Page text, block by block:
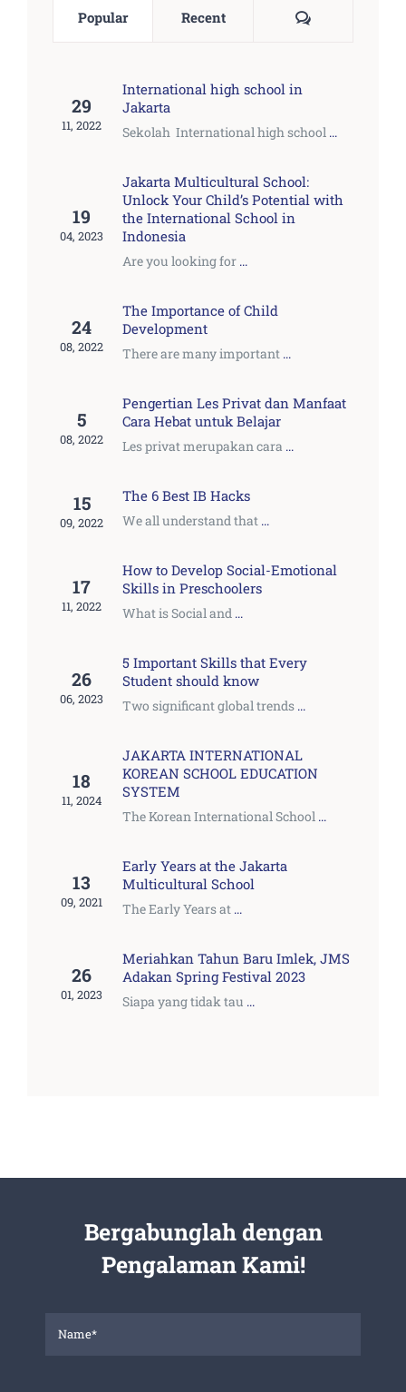
Popular Recent Comments
29
11, 2022
International high school in
Jakarta
Sekolah International high school ...
19
04, 2023
Jakarta Multicultural School:
Unlock Your Child’s Potential with
the International School in
Indonesia
Are you looking for ...
24
08, 2022
The Importance of Child
Development
There are many important ...
5
08, 2022
Pengertian Les Privat dan Manfaat
Cara Hebat untuk Belajar
Les privat merupakan cara ...
15
09, 2022
The 6 Best IB Hacks
We all understand that ...
17
11, 2022
How to Develop Social-Emotional
Skills in Preschoolers
What is Social and ...
26
06, 2023
5 Important Skills that Every
Student should know
Two significant global trends ...
18
11, 2024
JAKARTA INTERNATIONAL
KOREAN SCHOOL EDUCATION
SYSTEM
The Korean International School ...
13
09, 2021
Early Years at the Jakarta
Multicultural School
The Early Years at ...
26
01, 2023
Meriahkan Tahun Baru Imlek, JMS
Adakan Spring Festival 2023
Siapa yang tidak tau ...
Bergabunglah dengan
Pengalaman Kami!